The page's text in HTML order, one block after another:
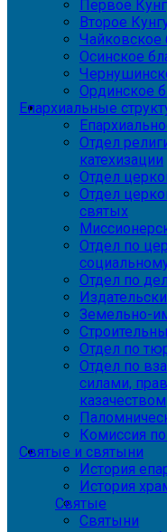
Первое
Второе
Чайковское
Осинское
Ординское
Епархиальные
Отдел
катехизации
Отдел
Отдел
святых
Отдел по
Отдел по
Земельно-
Отдел по
Отдел по
силами,
казачеством
Комиссия
Святые и святыни
История
История
Святые
Святыни